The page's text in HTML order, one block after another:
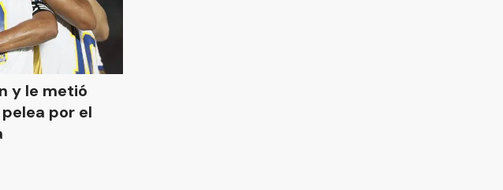
y le metió
por el